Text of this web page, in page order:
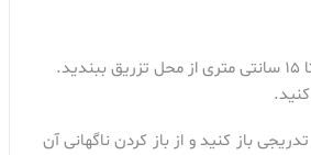
باز کنید و از باز کردن ناگهانی آن